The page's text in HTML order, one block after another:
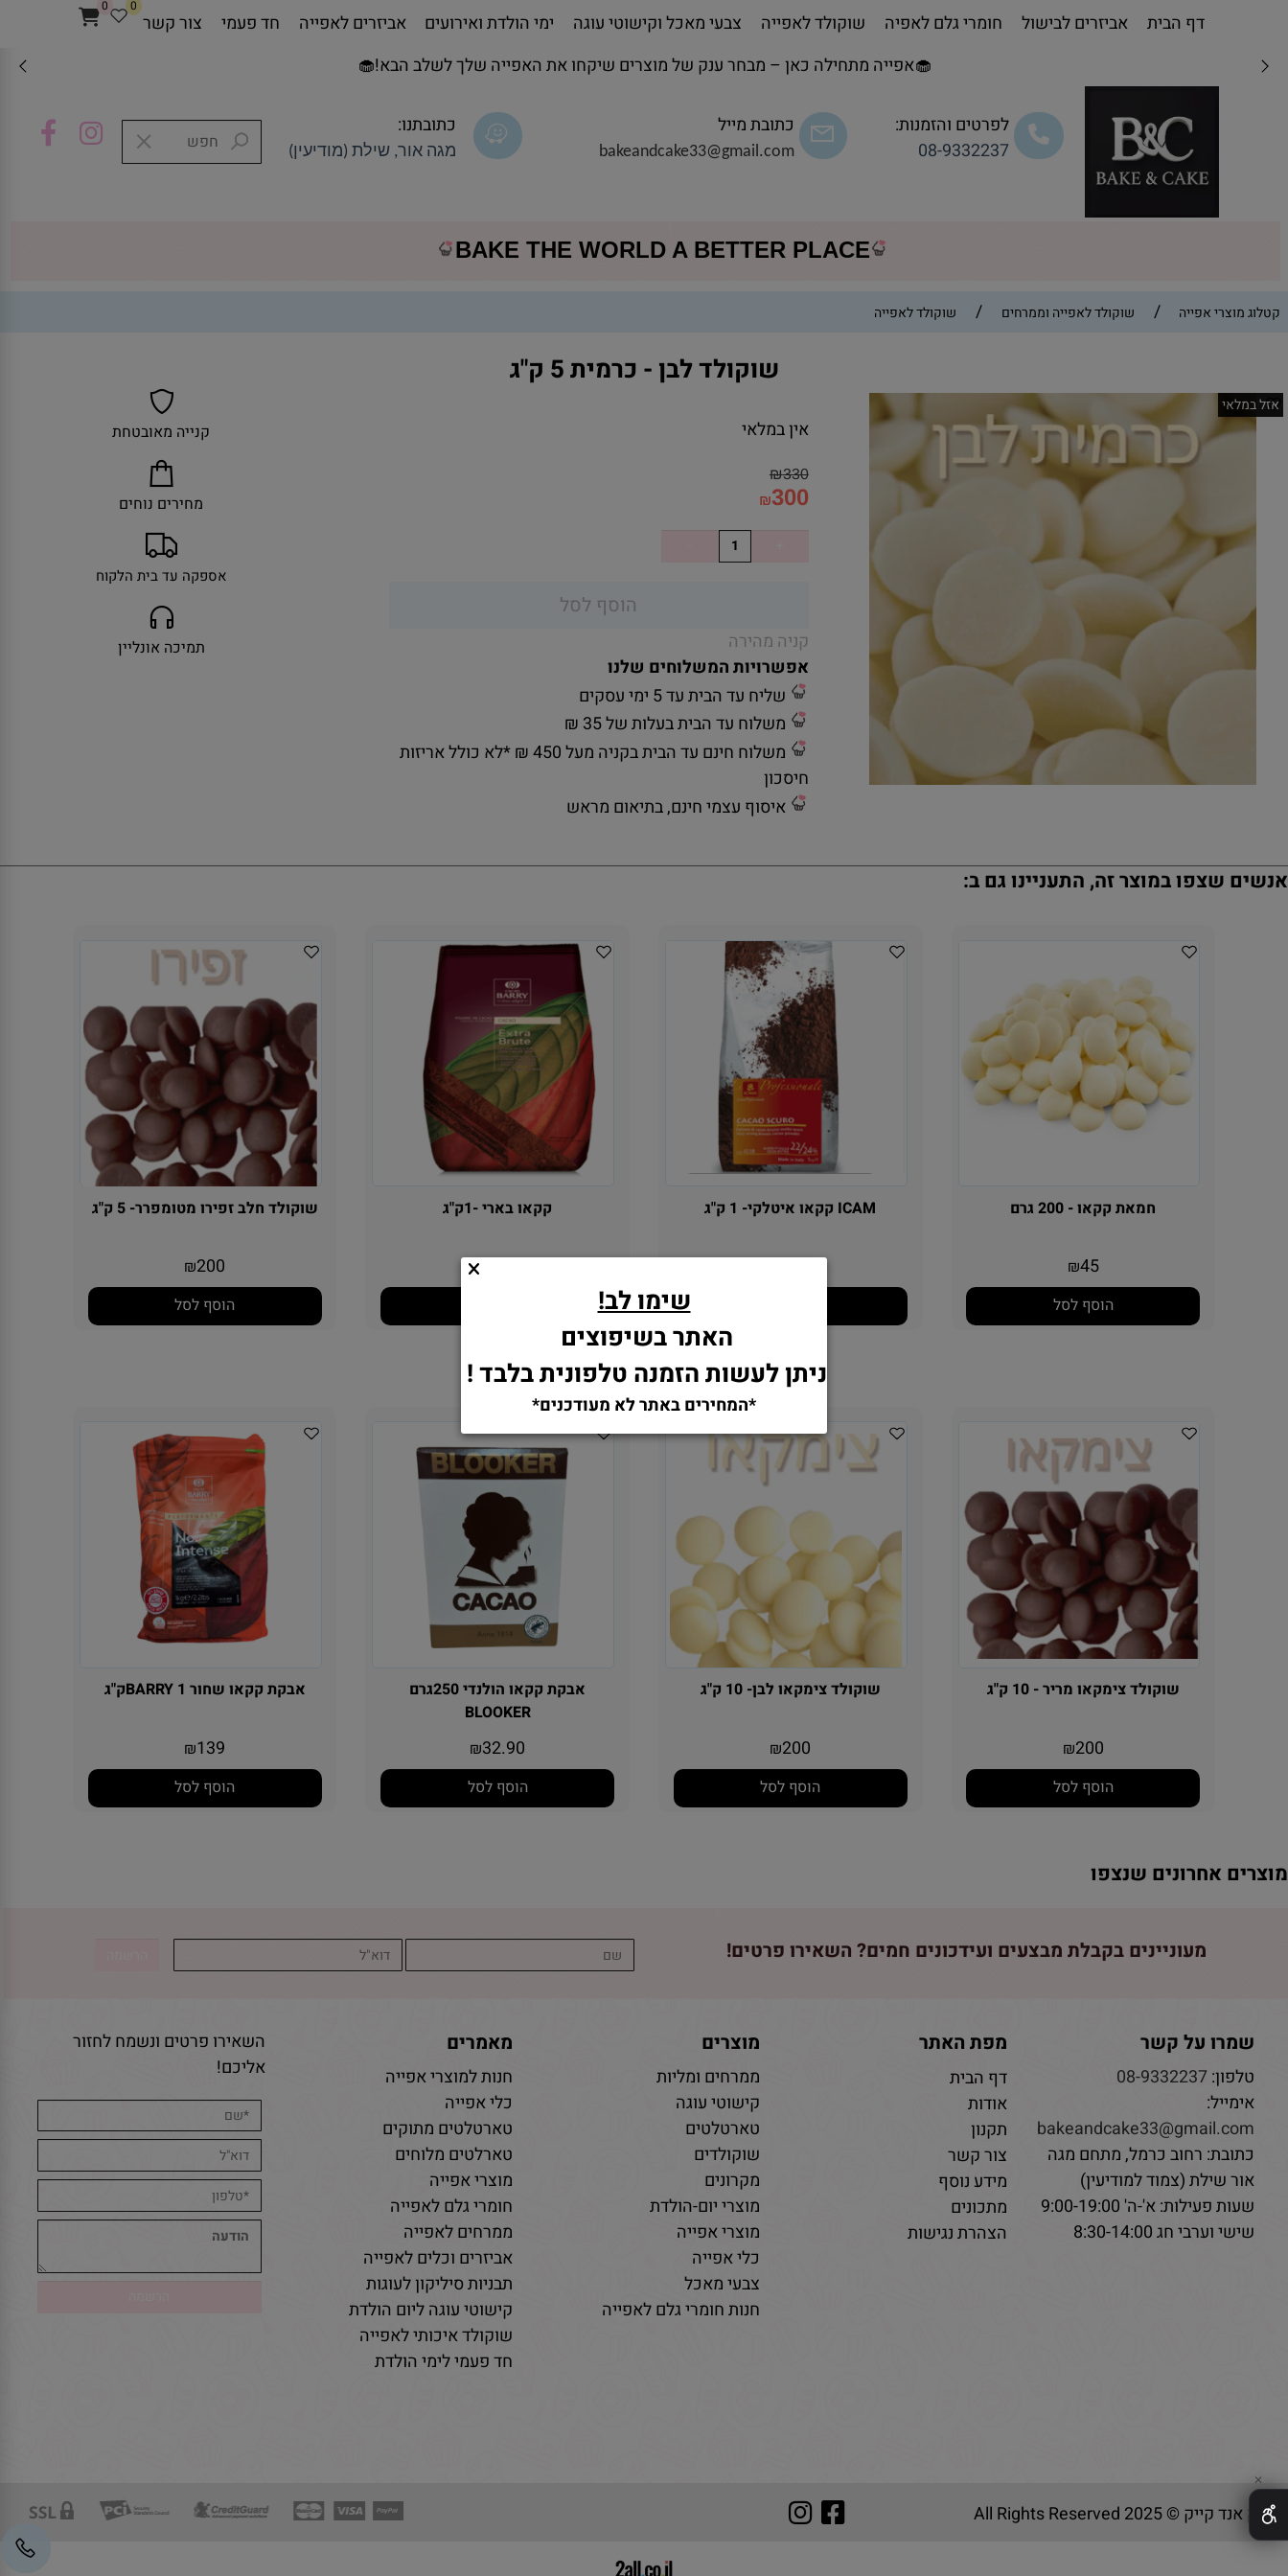
🧁אפייה מתחילה כאן – מבחר ענק של מוצרים שיקחו את האפייה שלך לשלב הבא!🧁
לפרטים והזמנות:
08-9332237
כתובת מייל
bakeandcake33@gmail.com
כתובתנו:
מגה אור, שילת (מודיעין)
0 0
דף הבית אביזרים לבישול חומרי גלם לאפיה שוקולד לאפייה צבעי מאכל וקישוטי עוגה ימי הולדת ואירועים אביזרים לאפייה חד פעמי צור קשר
BAKE THE WORLD A BETTER PLACE
קטלוג מוצרי אפייה / שוקולד לאפייה וממרחים / שוקולד לאפייה
שוקולד לבן - כרמית 5 ק"ג
אזל במלאי
אין במלאי
₪330
₪300
הוסף לסל
קניה מהירה
אפשרויות המשלוחים שלנו
שליח עד הבית עד 5 ימי עסקים
משלוח עד הבית בעלות של 35 ₪
משלוח חינם עד הבית בקניה מעל 450 ₪ *לא כולל אריזות
חיסכון
איסוף עצמי חינם, בתיאום מראש
קנייה מאובטחת
מחירים נוחים
אספקה עד בית הלקוח
תמיכה אונליין
שצפו במוצר זה, התעניינו גם ב:
חמאת קקאו - 200 גרם
₪45
הוסף לסל
ICAM קקאו איטלקי- 1 ק"ג קקאו בארי -1ק"ג
₪
שוקולד חלב זפירו מטומפרר- 5 ק"ג
₪200
הוסף לסל
שוקולד צימקאו מריר - 10 ק"ג
₪200
הוסף לסל
שוקולד צימקאו לבן- 10 ק"ג
₪200
הוסף לסל
אבקת קקאו הולנדי 250גרם
BLOOKER
₪32.90
הוסף לסל
אבקת קקאו שחור BARRY 1ק"ג
₪ 139
הוסף לסל
אחרונים שנצפו
מעוניינים בקבלת מבצעים ועידכונים חמים? השאירו פרטים!
שמרו על קשר
טלפון:08-9332237
אימייל:
bakeandcake33@gmail.com
כתובת: רחוב כרמל, מתחם מגה
אור שילת (צמוד למודיעין)
שעות פעילות: א'-ה' 9:00-19:00
שישי וערבי חג 8:30-14:00
מפת האתר
דף הבית
אודות
תקנון
צור קשר
מידע נוסף
מתכונים
הצהרת נגישות
מוצרים
ממרחים ומליות
קישוטי עוגה
טארטלטים
שוקולדים
מקרונים
מוצרי יום-הולדת
מוצרי אפייה
כלי אפייה
צבעי מאכל
חנות חומרי גלם לאפייה
מאמרים
חנות למוצרי אפייה
כלי אפייה
טארטלטים מתוקים
טארלטים מלוחים
מוצרי אפייה
חומרי גלם לאפייה
ממרחים לאפייה
אביזרים וכלים לאפייה
תבניות סיליקון לעוגות
קישוטי עוגה ליום הולדת
שוקולד איכותי לאפייה
חד פעמי לימי הולדת
השאירו פרטים ונשמח לחזור
אליכם!
בייק אנד קייק © 2025 All Rights Reserved
שימו לב!
האתר בשיפוצים
ניתן לעשות הזמנה טלפונית בלבד !
*המחירים באתר לא מעודכנים*
✕